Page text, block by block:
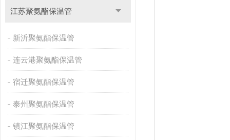
江苏聚氨酯保温管
新沂聚氨酯保温管
连云港聚氨酯保温管
宿迁聚氨酯保温管
泰州聚氨酯保温管
镇江聚氨酯保温管